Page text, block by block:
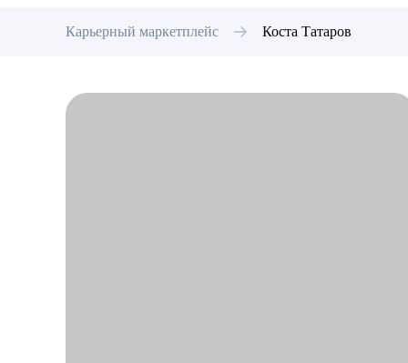
Карьерный маркетплейс Коста Татаров